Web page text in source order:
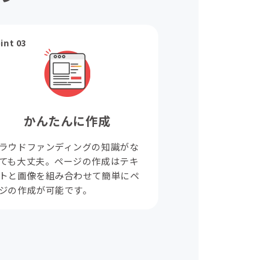
03
かんたんに作成
ウドファンディングの知識がな
も大丈夫。ページの作成はテキ
と画像を組み合わせて簡単にペ
の作成が可能です。